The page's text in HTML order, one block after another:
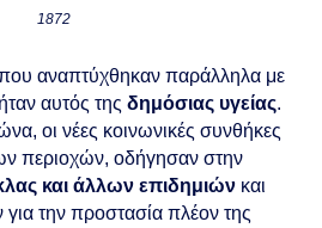
1872
αναπτύχθηκαν παράλληλα με
αυτός τηςδημόσιας υγείας.
οι νέες κοινωνικές συνθήκες
περιοχών, οδήγησαν στην
και άλλων επιδημιών και
την προστασία πλέον της